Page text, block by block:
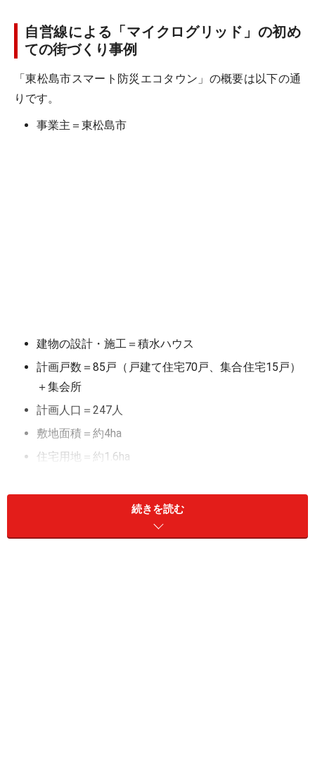
自営線による「マイクログリッド」の初め
ての街づくり事例
「東松島市スマート防災エコタウン」の概要は以下の通
りです。
事業主＝東松島市
建物の設計・施工＝積水ハウス
計画戸数＝85戸（戸建て住宅70戸、集合住宅15戸）
＋集会所
計画人口＝247人
敷地面積＝約4ha
住宅用地＝約1.6ha
防災調整池、水路＝約0.9ha
続きを読む